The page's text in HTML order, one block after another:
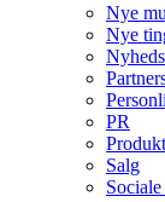
Nye
Nye
PR
Salg